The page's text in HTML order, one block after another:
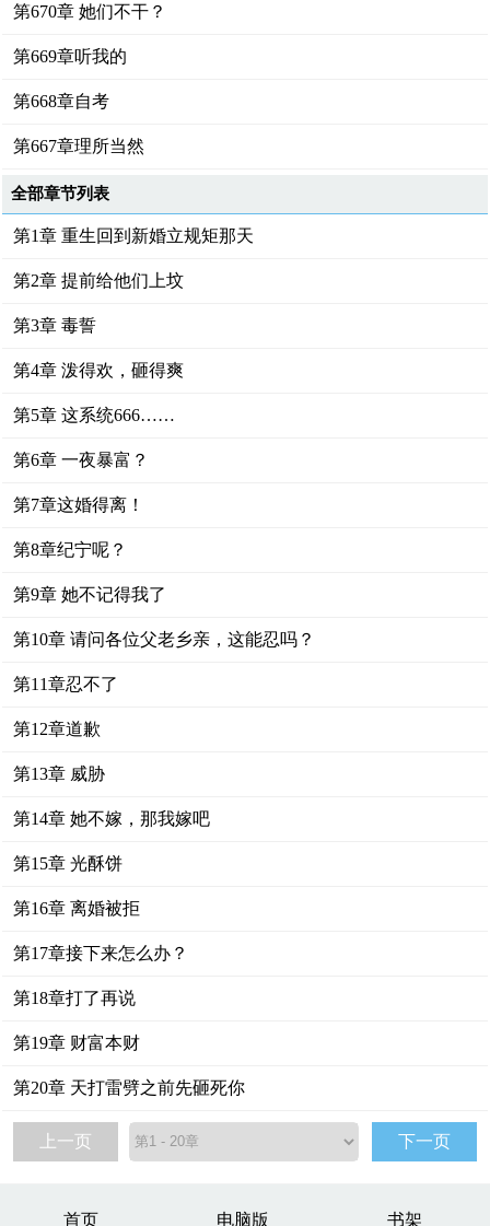
第670章 她们不干？
第669章听我的
第668章自考
第667章理所当然
全部章节列表
第1章 重生回到新婚立规矩那天
第2章 提前给他们上坟
第3章 毒誓
第4章 泼得欢，砸得爽
第5章 这系统666……
第6章 一夜暴富？
第7章这婚得离！
第8章纪宁呢？
第9章 她不记得我了
第10章 请问各位父老乡亲，这能忍吗？
第11章忍不了
第12章道歉
第13章 威胁
第14章 她不嫁，那我嫁吧
第15章 光酥饼
第16章 离婚被拒
第17章接下来怎么办？
第18章打了再说
第19章 财富本财
第20章 天打雷劈之前先砸死你
上一页 下一页
首页 电脑版 书架